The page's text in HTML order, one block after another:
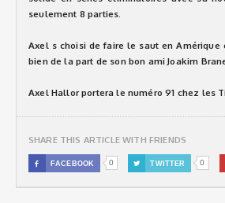
seulement 8 parties.
Axel s choisi de faire le saut en
bien de la part de son bon ami Joakim
Axel Hallor portera le numéro 91 chez les
SHARE THIS ARTICLE WITH FRIENDS
 FACEBOOK 0  TWITTER 0